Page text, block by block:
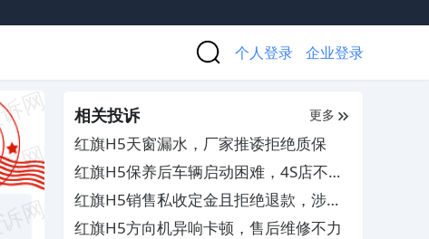
个人登录 企业登录
相关投诉 更多
红旗H5天窗漏水，厂家推诿拒绝质保
红旗H5保养后车辆启动困难，4S店不给
解决
红旗H5销售私收定金且拒绝退款，涉嫌
强买强卖
红旗H5方向机异响卡顿，售后维修不力